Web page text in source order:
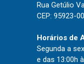
Rua Getúlio
CEP: 95923-
Horários de
Segunda a
e das 13:00h